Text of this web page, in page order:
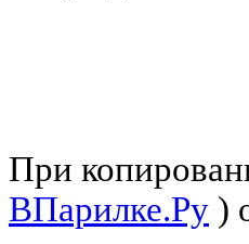
При
ВПарилке.Ру )